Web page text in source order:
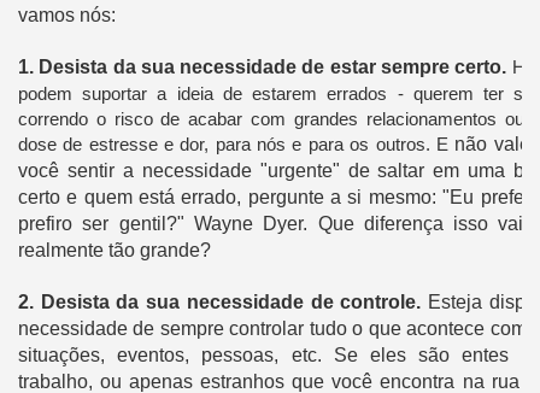
vamos nós:
1. Desista da sua necessidade de estar sempre certo. Há
podem suportar a ideia de estarem errados - querem ter
correndo o risco de acabar com grandes relacionamentos ou
dose de estresse e dor, para nós e para os outros. E não vale
você sentir a necessidade "urgente" de saltar em uma
certo e quem está errado, pergunte a si mesmo: "Eu
prefiro ser gentil?" Wayne Dyer. Que diferença isso vai
realmente tão grande?
2. Desista da sua necessidade de controle. Esteja
necessidade de sempre controlar tudo o que acontece com
situações, eventos, pessoas, etc. Se eles são entes
trabalho, ou apenas estranhos que você encontra na rua -